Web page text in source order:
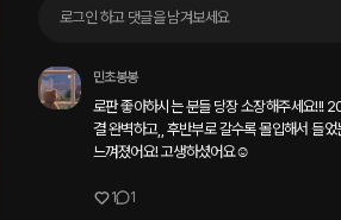
로그인 하고 댓글을 남겨보세요
민초봉봉
로판 좋아하시는 분들 당장 소장해주세요!!!
결 완벽하고,, 후반부로 갈수록 몰입해서 들
느껴졌어요! 고생하셨어요☺️
1 1